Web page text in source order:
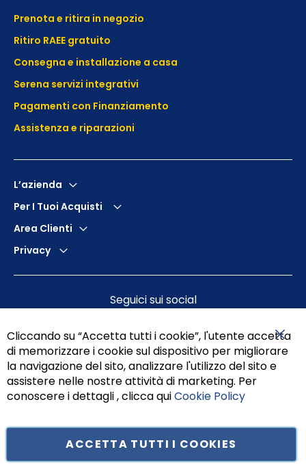
Prenota e ritira in negozio
Ritiro RAEE gratuito
Consegna e installazione a casa
Serena servizi integrativi
Pagamenti con Finanziamento
Assistenza e riparazioni
L’azienda
Per I Tuoi Acquisti
Area Clienti
Privacy
Seguici sui social
Cliccando su “Accetta tutti i cookie”, l'utente accetta
di memorizzare i cookie sul dispositivo per migliorare
la navigazione del sito, analizzare l'utilizzo del sito e
assistere nelle nostre attività di marketing. Per
conoscere i dettagli , clicca quiCookie Policy
ACCETTA TUTTI I COOKIES